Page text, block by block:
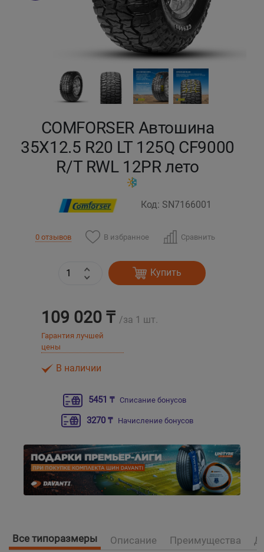
COMFORSER Автошина
35X12.5 R20 LT 125Q CF9000
R/T RWL 12PR лето
Код: SN7166001
0 отзывов В избранное Сравнить
Купить
109 020 ₸ /за 1 шт.
Гарантия лучшей
цены
В наличии
5451 ₸ Списание бонусов
3270 ₸ Начисление бонусов
Все типоразмеры Описание Преимущества
Кызылорда
Петропавловск
Талдыкорган
Тараз
Усть-Каменогорск
Шымкент